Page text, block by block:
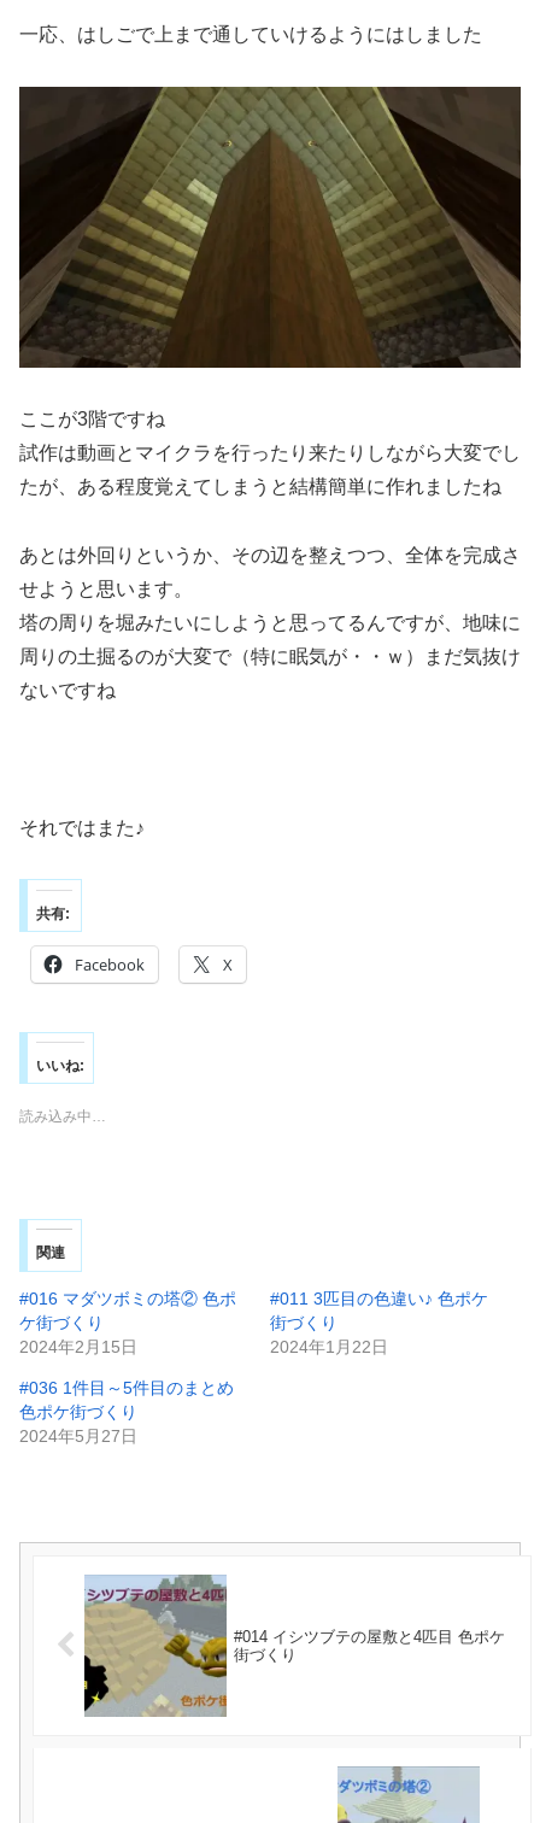
一応、はしごで上まで通していけるようにはしました
ここが3階ですね
試作は動画とマイクラを行ったり来たりしながら大変でし
たが、ある程度覚えてしまうと結構簡単に作れましたね
あとは外回りというか、その辺を整えつつ、全体を完成さ
せようと思います。
塔の周りを堀みたいにしようと思ってるんですが、地味に
周りの土掘るのが大変で（特に眠気が・・ｗ）まだ気抜け
ないですね
それではまた♪
共有:
Facebook X
いいね:
読み込み中…
関連
#016 マダツボミの塔② 色ポ
ケ街づくり
2024年2月15日
#011 3匹目の色違い♪ 色ポケ
街づくり
2024年1月22日
#036 1件目～5件目のまとめ
色ポケ街づくり
2024年5月27日
#014 イシツブテの屋敷と4匹目 色ポケ
街づくり